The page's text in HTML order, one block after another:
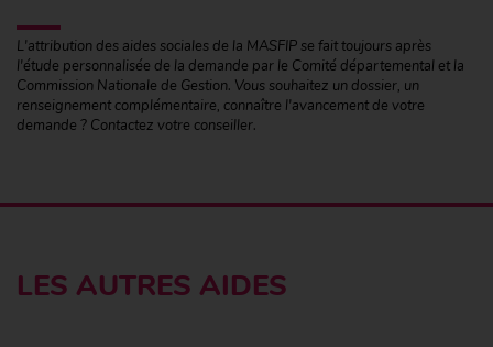
L'attribution des aides sociales de la MASFIP se fait toujours après
l'étude personnalisée de la demande par le Comité départemental et la
Commission Nationale de Gestion. Vous souhaitez un dossier, un
renseignement complémentaire, connaître l'avancement de votre
demande ? Contactez votre conseiller.
LES AUTRES AIDES